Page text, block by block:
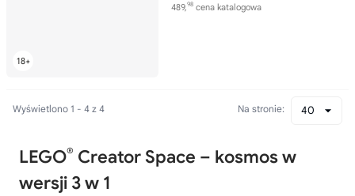
489,98 cena katalogowa
Wyświetlono 1 - 4 z 4 40
Na stronie:
LEGO® Creator Space – kosmos w
wersji 3 w 1